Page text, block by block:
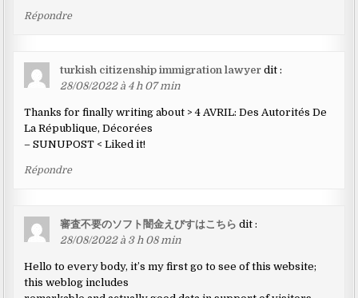
Répondre
turkish citizenship immigration lawyer dit :
28/08/2022 à 4 h 07 min
Thanks for finally writing about > 4 AVRIL: Des Autorités De
La République, Décorées
– SUNUPOST < Liked it!
Répondre
審査不要のソフト闇金えびすはこちら dit :
28/08/2022 à 3 h 08 min
Hello to every body, it’s my first go to see of this website;
this weblog includes